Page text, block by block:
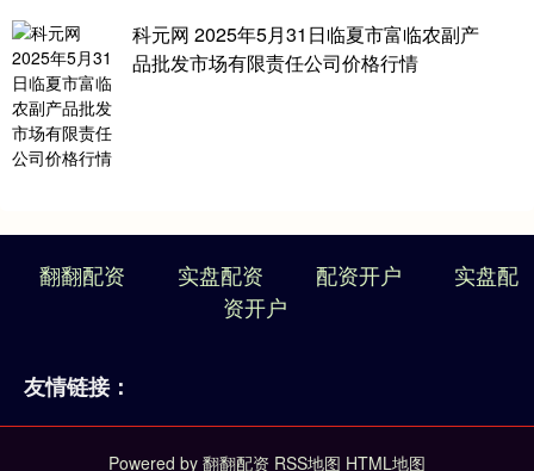
科元网 2025年5月31日临夏市富临农副产
品批发市场有限责任公司价格行情
翻翻配资 实盘配资 配资开户
实盘配
资开户
友情链接：
Powered by 翻翻配资 RSS地图 HTML地图